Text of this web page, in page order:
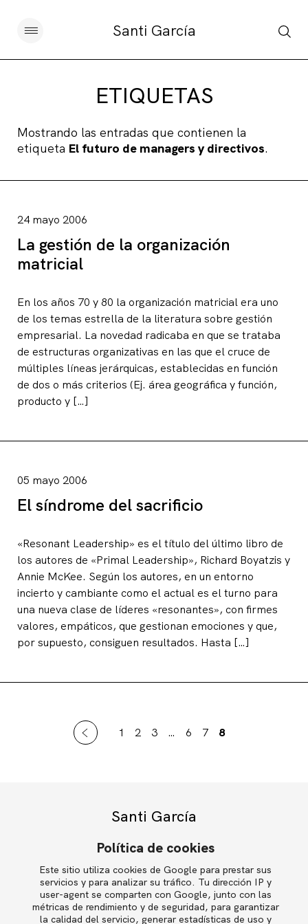
Santi García
Artículos
Charlas y conferencias
Libros
Contacto
English
ETIQUETAS
Mostrando las entradas que contienen la
etiqueta El futuro de managers y directivos.
24 mayo 2006
La gestión de la organización
matricial
En los años 70 y 80 la organización matricial era uno
de los temas estrella de la literatura sobre gestión
empresarial. La novedad radicaba en que se trataba
de estructuras organizativas en las que el cruce de
múltiples líneas jerárquicas, establecidas en función
de dos o más criterios (Ej. área geográfica y función,
producto y […]
05 mayo 2006
El síndrome del sacrificio
«Resonant Leadership» es el título del último libro de
los autores de «Primal Leadership», Richard Boyatzis y
Annie McKee. Según los autores, en un entorno
incierto y cambiante como el actual es el turno para
una nueva clase de líderes «resonantes», con firmes
valores, empáticos, que gestionan emociones y que,
por supuesto, consiguen resultados. Hasta […]
1 2 3 … 6 7 8
Santi García
Política de privacidad
Política de cookies
Política de cookies
Este sitio utiliza cookies de Google para prestar sus
servicios y para analizar su tráfico. Tu dirección IP y
user-agent se comparten con Google, junto con las
métricas de rendimiento y de seguridad, para garantizar
la calidad del servicio, generar estadísticas de uso y